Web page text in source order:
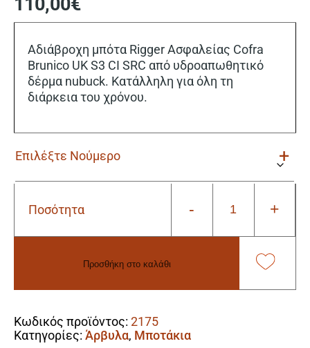
Αδιάβροχη μπότα Rigger Ασφαλείας Cofra
Brunico UK S3 CI SRC από υδροαπωθητικό
δέρμα nubuck. Κατάλληλη για όλη τη
διάρκεια του χρόνου.
Ποσότητα -
Μπότα
SRC
ποσότητα
+
Προσθήκη στο καλάθι
Κωδικός προϊόντος: 2175
Κατηγορίες: Άρβυλα, Μποτάκια